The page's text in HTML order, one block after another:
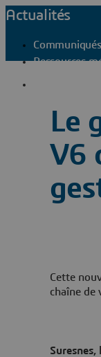
Actualités
Ressources
Le
V6
Cette
chaîne de